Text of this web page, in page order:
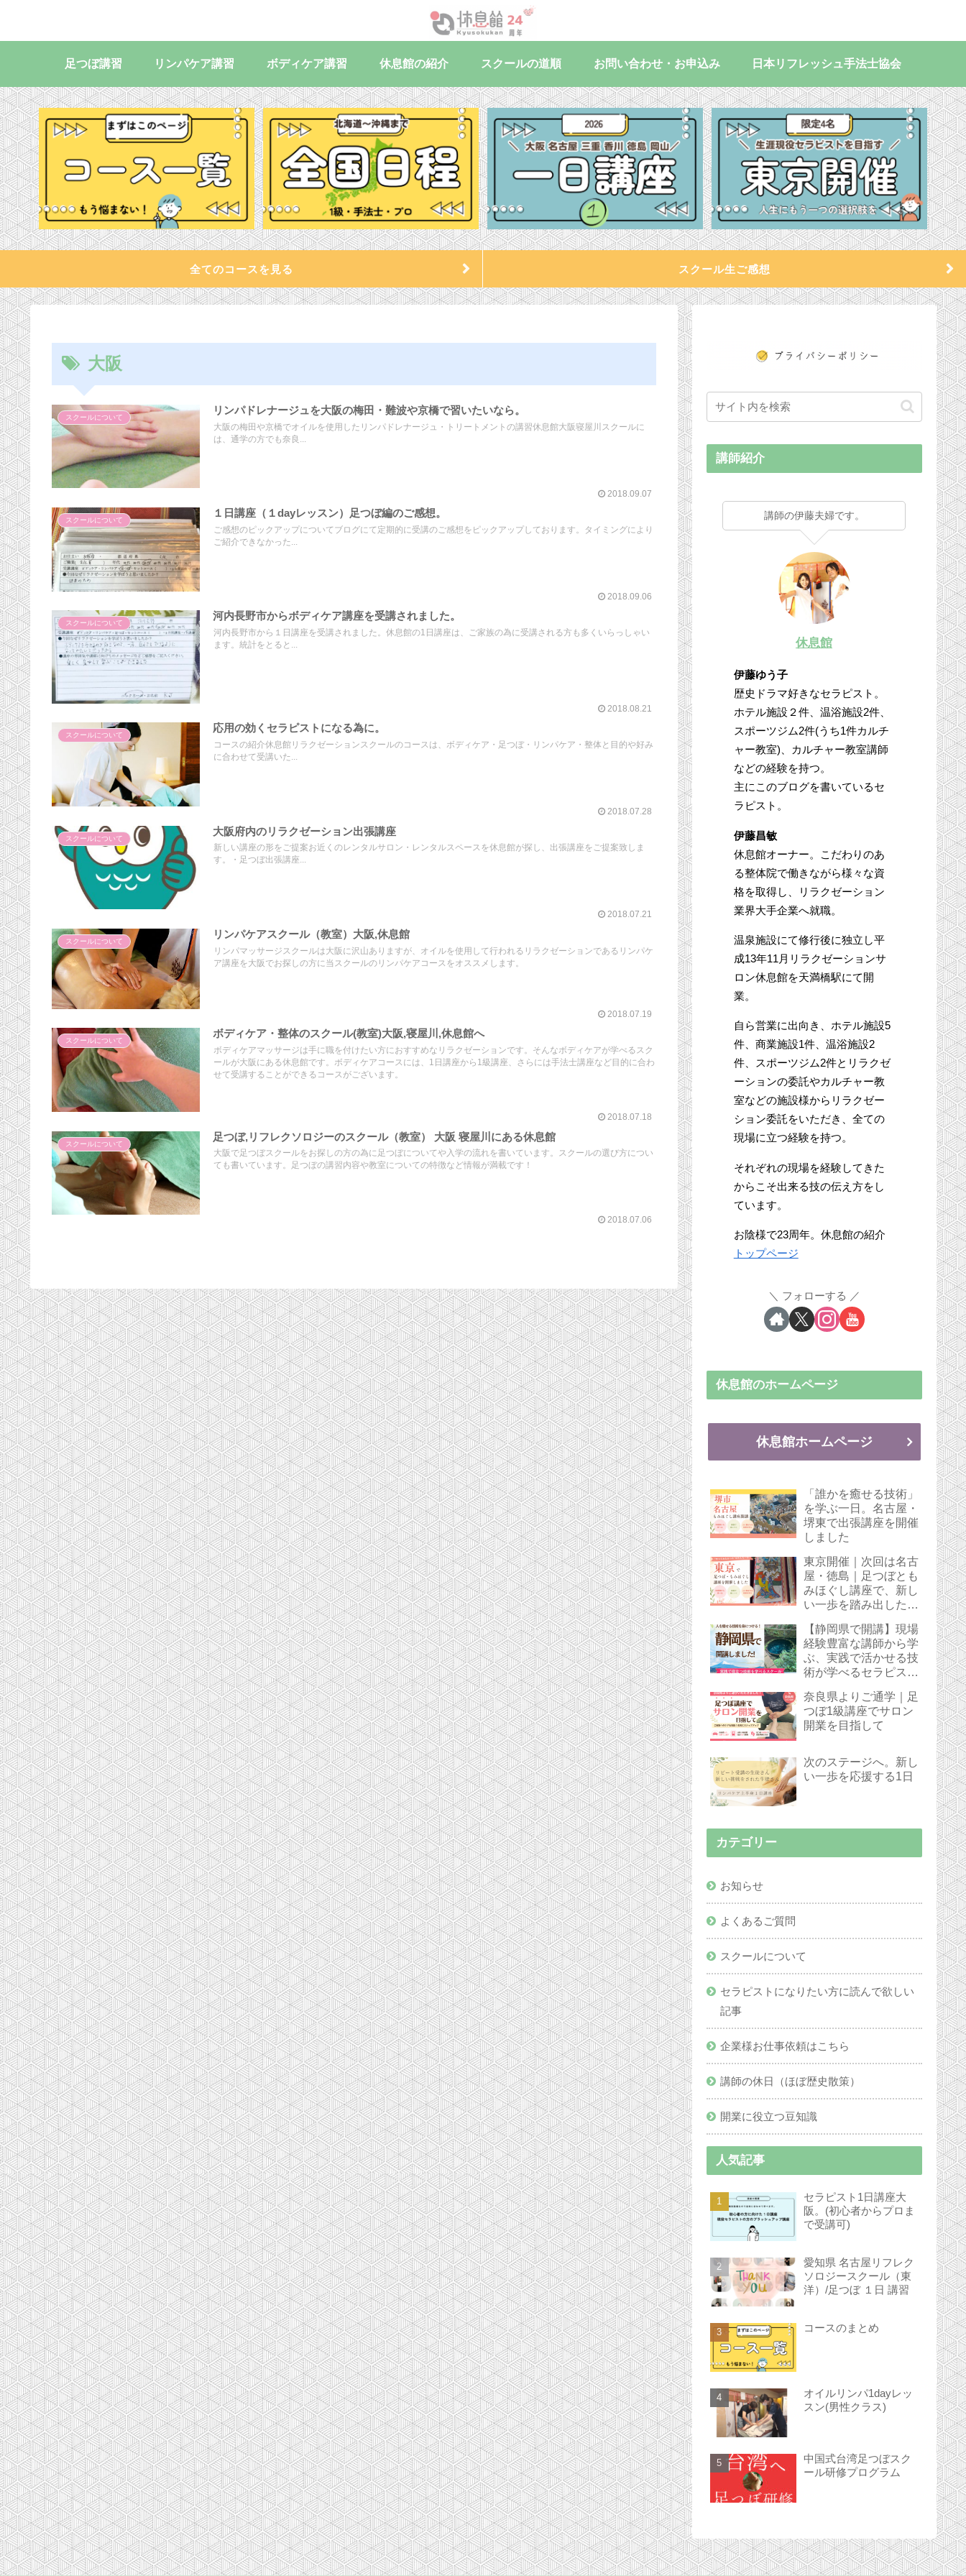
足つぼ講習 リンパケア講習 ボディケア講習 休息館の紹介 スクールの道順 お問い合わせ・お申込み 日本リフレッシュ手法士協会
全てのコースを見る スクール生ご感想
大阪
スクールについて
リンパドレナージュを大阪の梅田・難波や京橋で習いたいなら。
大阪の梅田や京橋でオイルを使用したリンパドレナージュ・トリートメントの講習休息館大阪寝屋川スクールに
は、通学の方でも奈良...
2018.09.07
スクールについて
１日講座（１dayレッスン）足つぼ編のご感想。
ご感想のピックアップについてブログにて定期的に受講のご感想をピックアップしております。タイミングにより
ご紹介できなかった...
2018.09.06
スクールについて
河内長野市からボディケア講座を受講されました。
河内長野市から１日講座を受講されました。休息館の1日講座は、ご家族の為に受講される方も多くいらっしゃい
ます。統計をとると...
2018.08.21
スクールについて
応用の効くセラピストになる為に。
コースの紹介休息館リラクゼーションスクールのコースは、ボディケア・足つぼ・リンパケア・整体と目的や好み
に合わせて受講いた...
2018.07.28
スクールについて
大阪府内のリラクゼーション出張講座
新しい講座の形をご提案お近くのレンタルサロン・レンタルスペースを休息館が探し、出張講座をご提案致しま
す。・足つぼ出張講座...
2018.07.21
スクールについて
リンパケアスクール（教室）大阪,休息館
リンパマッサージスクールは大阪に沢山ありますが、オイルを使用して行われるリラクゼーションであるリンパケ
ア講座を大阪でお探しの方に当スクールのリンパケアコースをオススメします。
2018.07.19
スクールについて
ボディケア・整体のスクール(教室)大阪,寝屋川,休息館へ
ボディケアマッサージは手に職を付けたい方におすすめなリラクゼーションです。そんなボディケアが学べるスク
ールが大阪にある休息館です。ボディケアコースには、1日講座から1級講座、さらには手法士講座など目的に合わ
せて受講することができるコースがございます。
2018.07.18
スクールについて
足つぼ,リフレクソロジーのスクール（教室） 大阪 寝屋川にある休息館
大阪で足つぼスクールをお探しの方の為に足つぼについてや入学の流れを書いています。スクールの選び方につい
ても書いています。足つぼの講習内容や教室についての特徴など情報が満載です！
2018.07.06
講師紹介
講師の伊藤夫婦です。
休息館
伊藤ゆう子
歴史ドラマ好きなセラピスト。
ホテル施設２件、温浴施設2件、
スポーツジム2件(うち1件カルチ
ャー教室)、カルチャー教室講師
などの経験を持つ。
主にこのブログを書いているセ
ラピスト。
伊藤昌敏
休息館オーナー。こだわりのあ
る整体院で働きながら様々な資
格を取得し、リラクゼーション
業界大手企業へ就職。
温泉施設にて修行後に独立し平
成13年11月リラクゼーションサ
ロン休息館を天満橋駅にて開
業。
自ら営業に出向き、ホテル施設5
件、商業施設1件、温浴施設2
件、スポーツジム2件とリラクゼ
ーションの委託やカルチャー教
室などの施設様からリラクゼー
ション委託をいただき、全ての
現場に立つ経験を持つ。
それぞれの現場を経験してきた
からこそ出来る技の伝え方をし
ています。
お陰様で23周年。休息館の紹介
トップページ
フォローする
休息館のホームページ
休息館ホームページ
「誰かを癒せる技術」
を学ぶ一日。名古屋・
堺東で出張講座を開催
しました
東京開催｜次回は名古
屋・徳島｜足つぼとも
みほぐし講座で、新し
い一歩を踏み出した受
【静岡県で開講】現場
経験豊富な講師から学
ぶ、実践で活かせる技
術が学べるセラピスト
奈良県よりご通学｜足
つぼ1級講座でサロン
開業を目指して
次のステージへ。新し
い一歩を応援する1日
カテゴリー
お知らせ
よくあるご質問
スクールについて
セラピストになりたい方に読んで欲しい
記事
企業様お仕事依頼はこちら
講師の休日（ほぼ歴史散策）
開業に役立つ豆知識
人気記事
セラピスト1日講座大
阪。(初心者からプロま
で受講可)
愛知県 名古屋リフレク
ソロジースクール（東
洋）/足つぼ １日 講習
コースのまとめ
オイルリンパ1dayレッ
スン(男性クラス)
中国式台湾足つぼスク
ール研修プログラム